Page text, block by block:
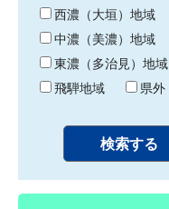
り 西濃（大垣）地域
中濃（美濃）地域
東濃（多治見）地域
飛騨地域
県外